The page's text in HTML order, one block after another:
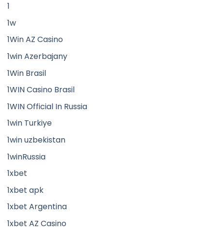
1
1w
1Win AZ Casino
1win Azerbajany
1Win Brasil
1WIN Casino Brasil
1WIN Official In Russia
1win Turkiye
1win uzbekistan
1winRussia
1xbet
1xbet apk
1xbet Argentina
1xbet AZ Casino